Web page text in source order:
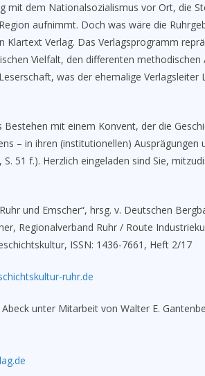
mit dem Nationalsozialismus vor Ort, die
aufnimmt. Doch was wäre die
Klartext Verlag. Das Verlagsprogramm
Vielfalt, den differenten
was der ehemalige Verlagsleiter
mit einem Konvent, der die
– in ihren (institutionellen) Ausprägungen
51 f.). Herzlich eingeladen sind Sie,
und Emscher“, hrsg. v. Deutschen
Regionalverband Ruhr / Route
ISSN: 1436-7661, Heft 2/17
ruhr.de
unter Mitarbeit von Walter E.